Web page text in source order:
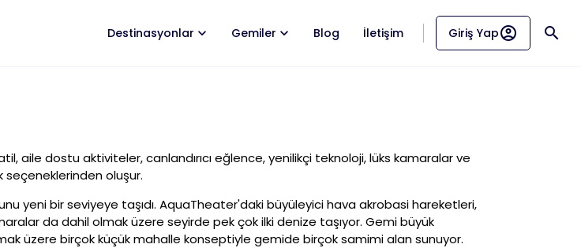
Destinasyonlar Gemiler Blog İletişim Giriş Yapaccount_circle search
aile dostu aktiviteler, canlandırıcı eğlence, yenilikçi teknoloji, lüks kamaralar ve
oluşur.
yeni bir seviyeye taşıdı. AquaTheater'daki büyüleyici hava akrobasi hareketleri,
da dahil olmak üzere seyirde pek çok ilki denize taşıyor. Gemi büyük
üzere birçok küçük mahalle konseptiyle gemide birçok samimi alan sunuyor.